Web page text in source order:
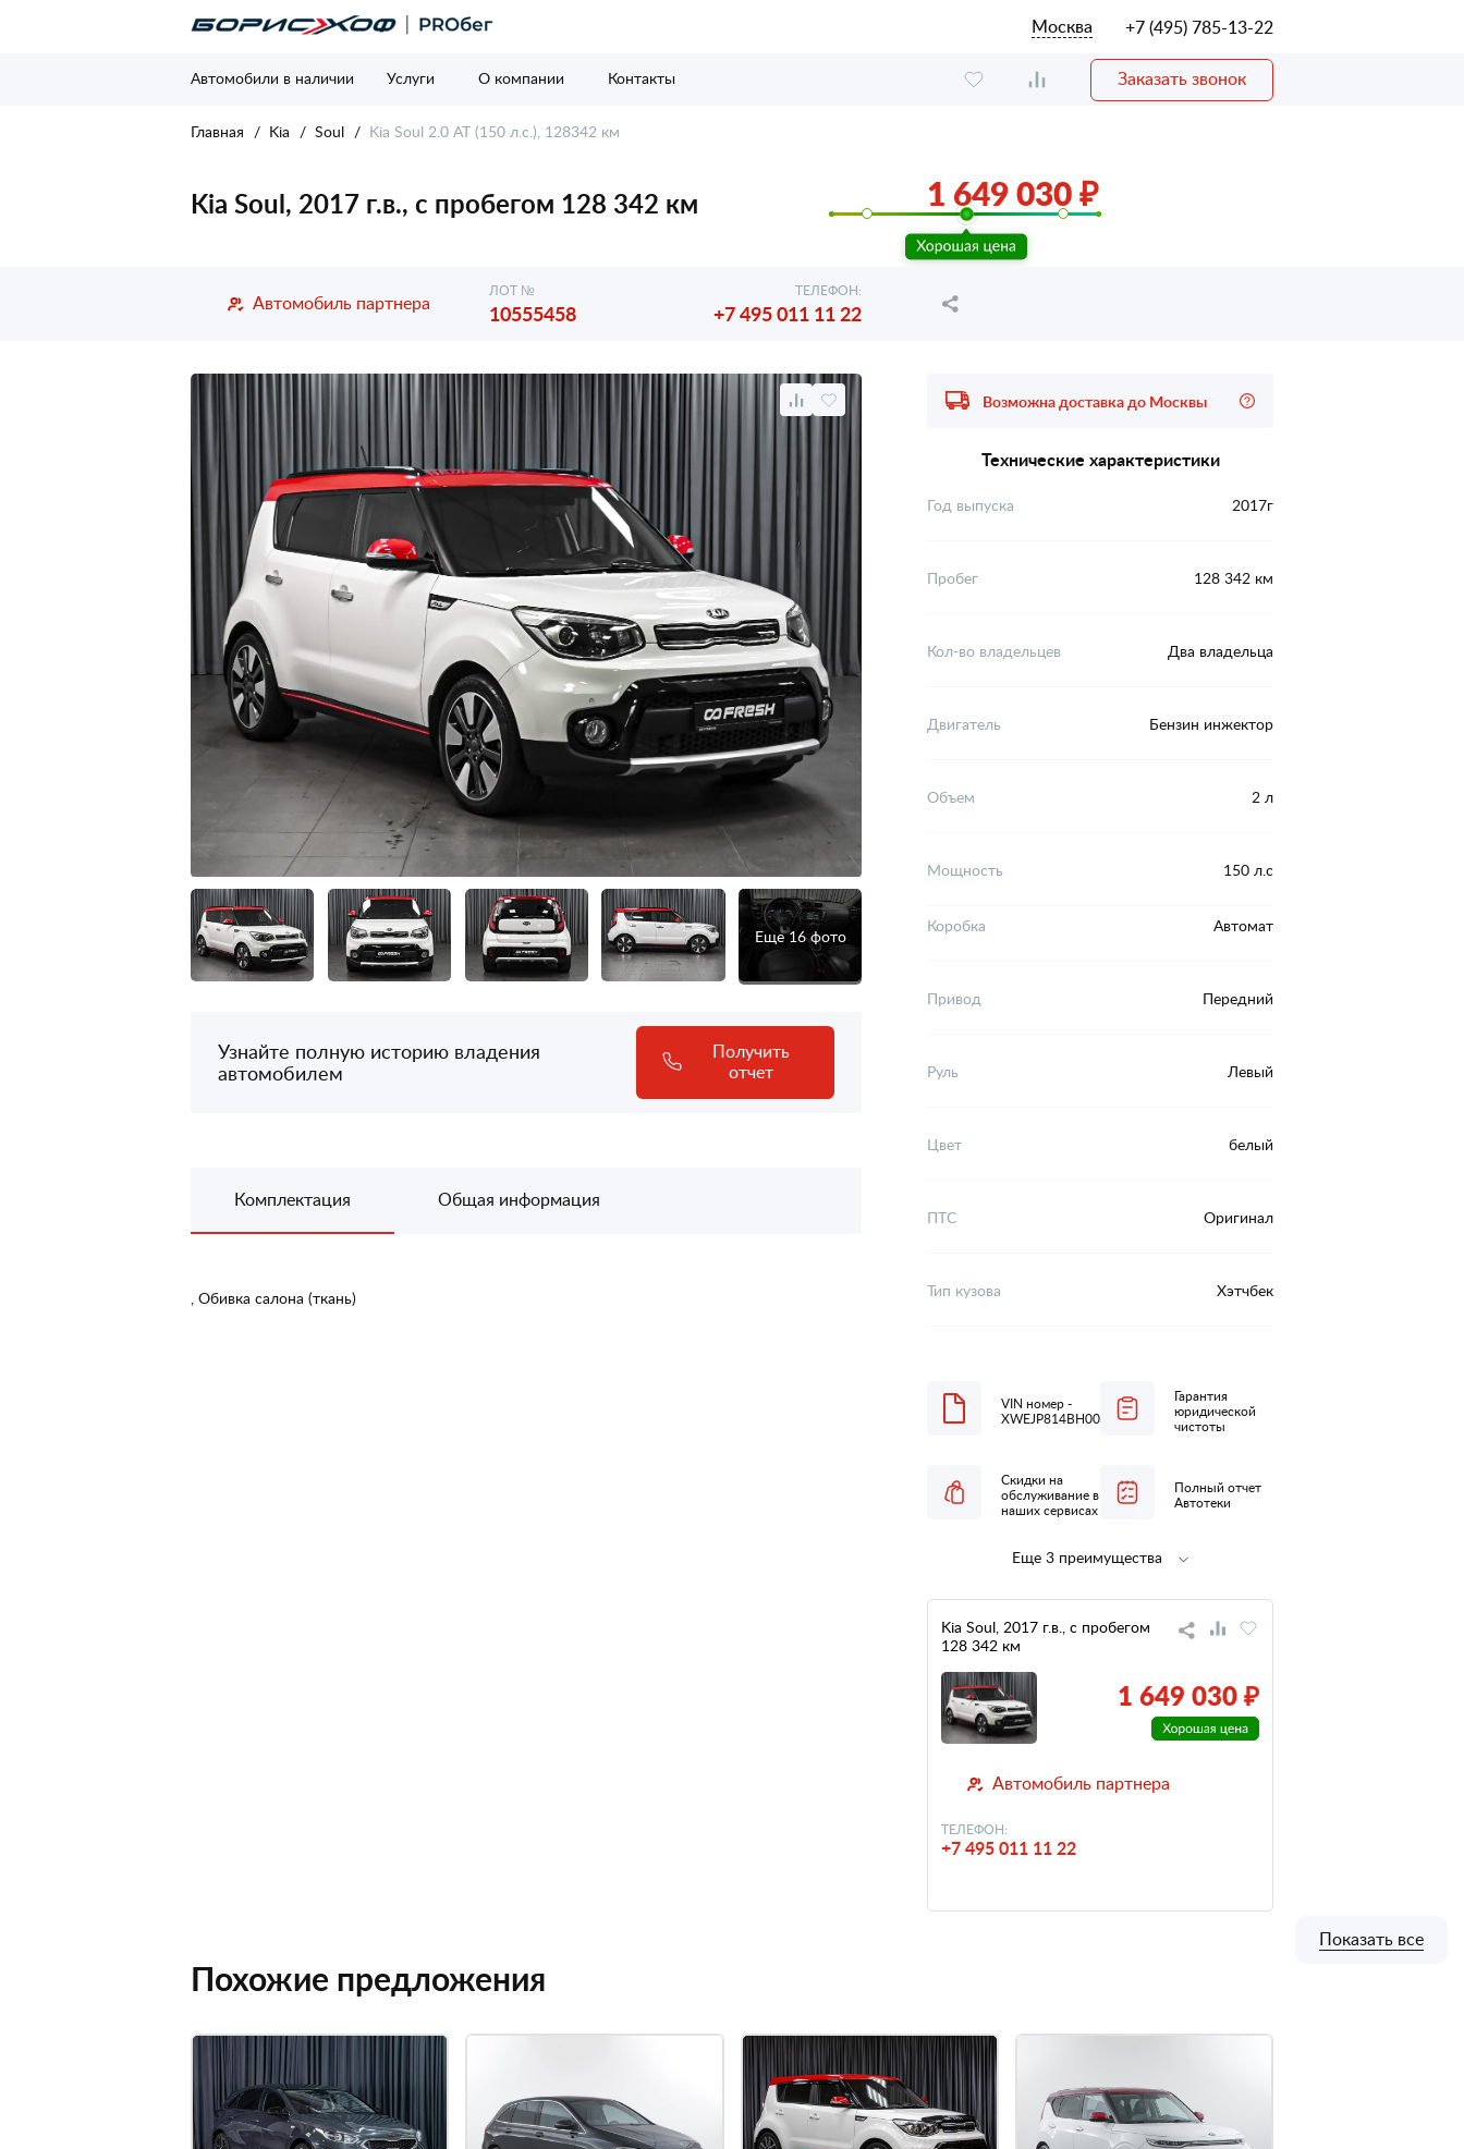
Москва +7 (495) 785-13-22
Автомобили в наличии Услуги О компании Контакты Заказать звонок
Главная Kia Soul Kia Soul 2.0 AT (150 л.с.), 128342 км
Kia Soul, 2017 г.в., с пробегом 128 342 км 1 649 030 ₽
Автомобиль партнера
ЛОТ №
10555458
ТЕЛЕФОН:
+7 495 011 11 22
Еще 16 фото
Узнайте полную историю владения
автомобилем
Получить
отчет
Комплектация Общая информация
, Обивка салона (ткань)
Возможна доставка до Москвы
Технические характеристики
Год выпуска 2017г
Пробег 128 342 км
Кол-во владельцев Два владельца
Двигатель Бензин инжектор
Объем 2 л
Мощность 150 л.с
Коробка Автомат
Привод Передний
Руль Левый
Цвет белый
ПТС Оригинал
Тип кузова Хэтчбек
VIN номер -
XWEJP814BH0000027
Гарантия
юридической
чистоты
Скидки на
обслуживание в
наших сервисах
Полный отчет
Автотеки
Полная
низкий
налог
Еще 3 преимущества
Kia Soul, 2017 г.в., с пробегом
128 342 км
1 649 030 ₽
Автомобиль партнера
ТЕЛЕФОН:
+7 495 011 11 22
Похожие предложения
Показать все